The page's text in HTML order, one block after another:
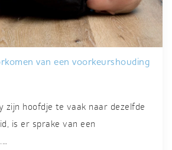
van een voorkeurshouding
zijn hoofdje te vaak naar dezelfde
is er sprake van een